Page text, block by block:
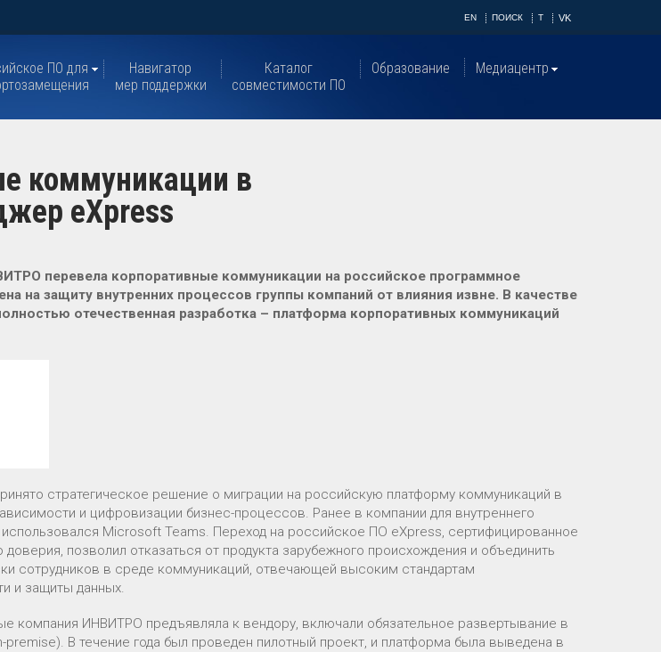
EN ПОИСК T VK
ПО для
Навигатор
мер поддержки
Каталог
совместимости ПО
Образование Медиацентр
коммуникации в
eXpress
перевела корпоративные коммуникации на российское программное
на защиту внутренних процессов группы компаний от влияния извне. В качестве
отечественная разработка – платформа корпоративных коммуникаций
стратегическое решение о миграции на российскую платформу коммуникаций в
и цифровизации бизнес-процессов. Ранее в компании для внутреннего
Microsoft Teams. Переход на российское ПО eXpress, сертифицированное
позволил отказаться от продукта зарубежного происхождения и объединить
сотрудников в среде коммуникаций, отвечающей высоким стандартам
и защиты данных.
компания ИНВИТРО предъявляла к вендору, включали обязательное развертывание в
premise). В течение года был проведен пилотный проект, и платформа была выведена в